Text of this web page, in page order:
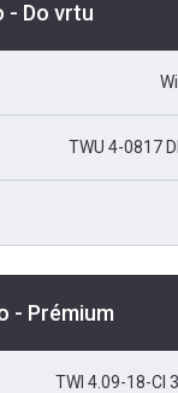
- Do vrtu
TWU 4-0817
- Prémium
TWI 4.09-18-CI